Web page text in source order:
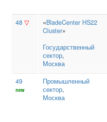
48 ▽ «BladeCenter HS22
Cluster»
Государственный
сектор,
Москва
49
new
Промышленный
сектор,
Москва